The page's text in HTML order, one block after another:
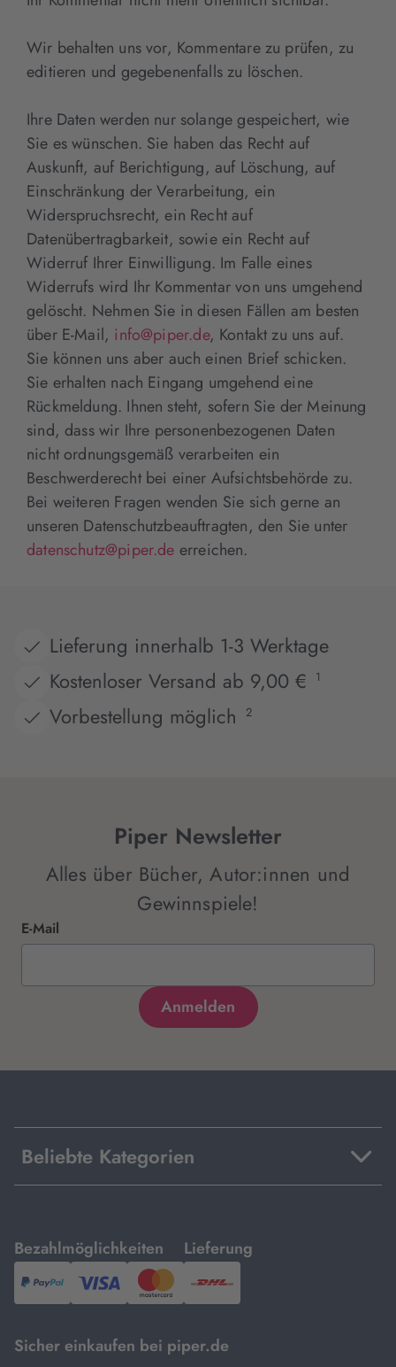
Wir behalten uns vor, Kommentare zu prüfen, zu
editieren und gegebenenfalls zu löschen.
Ihre Daten werden nur solange gespeichert, wie
Sie es wünschen. Sie haben das Recht auf
Auskunft, auf Berichtigung, auf Löschung, auf
Einschränkung der Verarbeitung, ein
Widerspruchsrecht, ein Recht auf
Datenübertragbarkeit, sowie ein Recht auf
Widerruf Ihrer Einwilligung. Im Falle eines
Widerrufs wird Ihr Kommentar von uns umgehend
gelöscht. Nehmen Sie in diesen Fällen am besten
über E-Mail, info@piper.de, Kontakt zu uns auf.
Sie können uns aber auch einen Brief schicken.
Sie erhalten nach Eingang umgehend eine
Rückmeldung. Ihnen steht, sofern Sie der Meinung
sind, dass wir Ihre personenbezogenen Daten
nicht ordnungsgemäß verarbeiten ein
Beschwerderecht bei einer Aufsichtsbehörde zu.
Bei weiteren Fragen wenden Sie sich gerne an
unseren Datenschutzbeauftragten, den Sie unter
datenschutz@piper.de erreichen.
Lieferung innerhalb 1-3 Werktage
Kostenloser Versand ab 9,00 €
1
Vorbestellung möglich 2
Piper Newsletter
Alles über Bücher, Autor:innen und
Gewinnspiele!
E-Mail
Beliebte Kategorien
Bezahlmöglichkeiten
mit
PayPal,Visa
und
Lieferung
mit
DHL.
Sicher einkaufen bei piper.de